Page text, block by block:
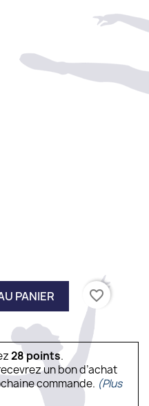
PANIER favorite_border
28points.
un bon d’achat
commande. (Plus